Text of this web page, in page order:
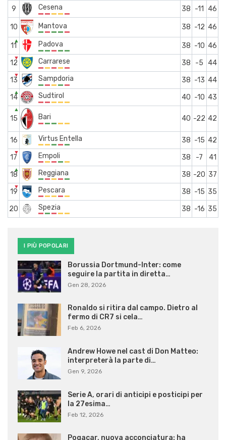
9
Cesena 38 -11 46
10 Mantova 38 -12 46
11
▲ Padova 38 -10 46
12
▼ Carrarese 38 -5
44
13
▼ Sampdoria 38 -13 44
14
▲ Sudtirol 40 -10 43
15
▲
Bari 40 -22 42
16 Virtus Entella 38 -15 42
17
▼ Empoli 38 -7
41
18
▲ Reggiana 38 -20 37
19
▼ Pescara 38 -15 35
20
Spezia 38 -16 35
I PIÙ POPOLARI
Borussia Dortmund-Inter: come
seguire la partita in diretta…
Gen 28, 2026
Ronaldo si ritira dal campo. Dietro al
fermo di CR7 si cela…
Feb 6, 2026
Andrew Howe nel cast di Don Matteo:
interpreterà la parte di…
Gen 9, 2026
Serie A, orari di anticipi e posticipi per
la 27esima…
Feb 12, 2026
Pogacar, nuova acconciatura: ha